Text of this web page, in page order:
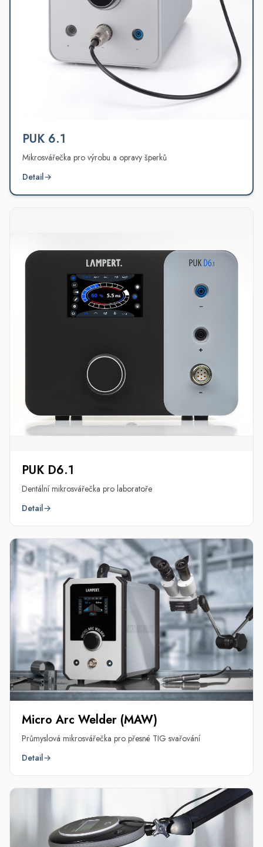
PUK 6.1
Mikrosvářečka pro výrobu a opravy šperků
Detail→
PUK D6.1
Dentální mikrosvářečka pro laboratoře
Detail→
Micro Arc Welder (MAW)
Průmyslová mikrosvářečka pro přesné TIG svařování
Detail→